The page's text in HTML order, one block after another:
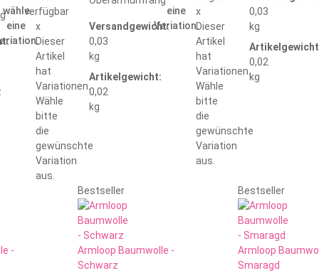
wähle
eine
verfügbar
x
Dieser
Artikel
hat
Variationen.
Wähle
bitte
die
gewünschte
Variation
aus.
Versandgewicht:
0,03
kg
Artikelgewicht:
0,02
kg
eine
Variation.
x
Dieser
Artikel
hat
Variationen.
Wähle
bitte
die
gewünschte
Variation
aus.
0,03
kg
0,02
kg
-
Bestseller
Armloop Baumwolle -
Schwarz
Bestseller
Armloop
Smaragd